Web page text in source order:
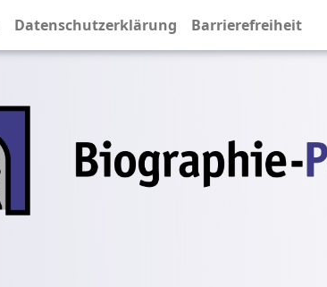
Datenschutzerklärung Barrierefreiheit